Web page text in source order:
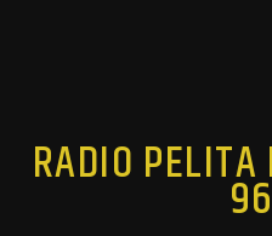
RADIO